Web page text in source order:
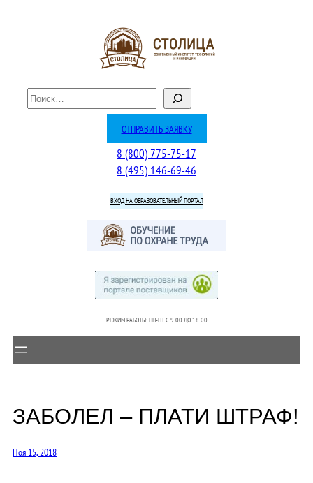
П
о
ОТПРАВИТЬ ЗАЯВКУ
8 (800) 775-75-17
8 (495) 146-69-46
ВХОД НА ОБРАЗОВАТЕЛЬНЫЙ ПОРТАЛ
РЕЖИМ РАБОТЫ: ПН-ПТ C 9.00 ДО 18.00
ЗАБОЛЕЛ – ПЛАТИ ШТРАФ!
Ноя 15, 2018